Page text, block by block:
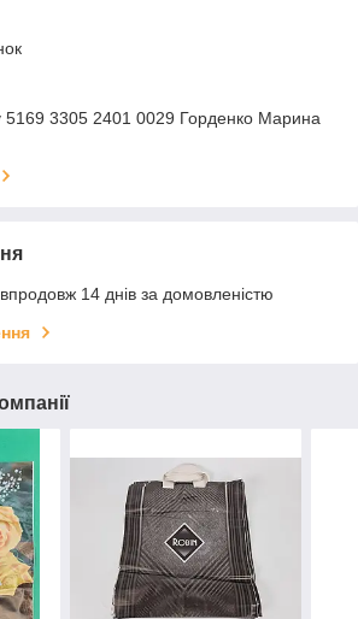
5169 3305 2401 0029 Горденко Марина
14 днів за домовленістю